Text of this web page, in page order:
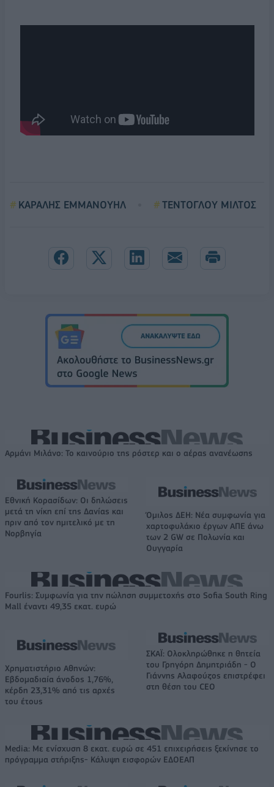
ΚΑΡΑΛΗΣ ΕΜΜΑΝΟΥΗΛ ΤΕΝΤΟΓΛΟΥ ΜΙΛΤΟΣ
Αρμάνι Μιλάνο: Το καινούριο της ρόστερ και ο αέρας ανανέωσης
Εθνική Κορασίδων: Οι δηλώσεις
μετά τη νίκη επί της Δανίας και
πριν από τον ημιτελικό με τη
Νορβηγία
Όμιλος ΔΕΗ: Νέα συμφωνία για
χαρτοφυλάκιο έργων ΑΠΕ άνω
των 2 GW σε Πολωνία και
Ουγγαρία
Fourlis: Συμφωνία για την πώληση συμμετοχής στο Sofia South Ring
Mall έναντι 49,35 εκατ. ευρώ
Χρηματιστήριο Αθηνών:
Εβδομαδιαία άνοδος 1,76%,
κέρδη 23,31% από τις αρχές
του έτους
ΣΚΑΪ: Ολοκληρώθηκε η θητεία
του Γρηγόρη Δημητριάδη - Ο
Γιάννης Αλαφούζος επιστρέφει
στη θέση του CEO
Media: Με ενίσχυση 8 εκατ. ευρώ σε 451 επιχειρήσεις ξεκίνησε το
πρόγραμμα στήριξης- Κάλυψη εισφορών ΕΔΟΕΑΠ